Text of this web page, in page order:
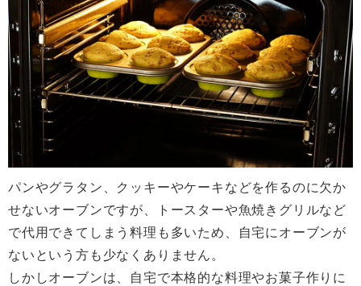
パンやグラタン、クッキーやケーキなどを作るのに欠か
せないオーブンですが、トースターや魚焼きグリルなど
で代用できてしまう料理も多いため、自宅にオーブンが
ないという方も少なくありません。
しかしオーブンは、自宅で本格的な料理やお菓子作りに